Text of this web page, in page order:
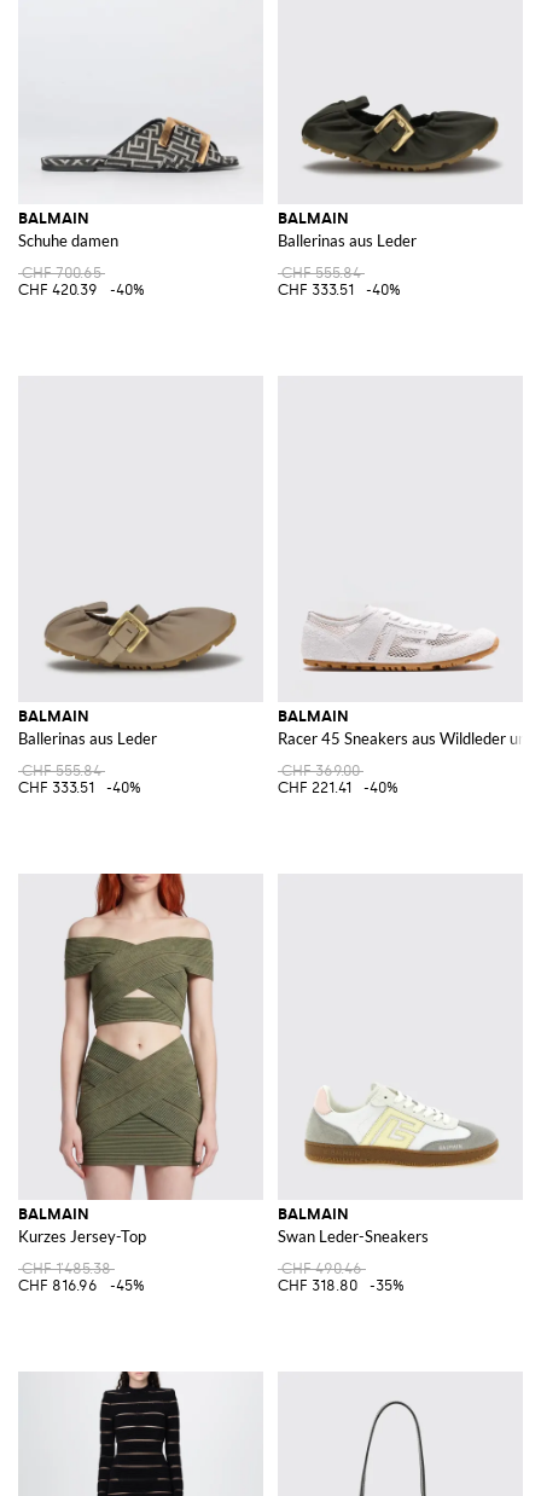
BALMAIN
Schuhe damen
CHF 700.65
CHF 420.39
-40%
BALMAIN
Ballerinas aus Leder
CHF 555.84
CHF 333.51
-40%
BALMAIN
Ballerinas aus Leder
CHF 555.84
CHF 333.51
-40%
BALMAIN
Racer 45 Sneakers aus Wildleder
CHF 369.00
CHF 221.41
-40%
BALMAIN
Kurzes Jersey-Top
CHF 1'485.38
CHF 816.96
-45%
BALMAIN
Swan Leder-Sneakers
CHF 490.46
CHF 318.80
-35%